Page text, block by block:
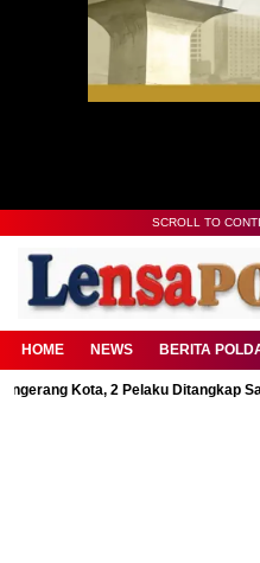
SCROLL TO
HOME NEWS BERITA
2 Pelaku Ditangkap Saat